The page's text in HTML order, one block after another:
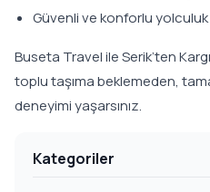
Güvenli ve konforlu yolculuk
Buseta Travel ile Serik’ten
toplu taşıma beklemeden,
deneyimi yaşarsınız.
Kategoriler